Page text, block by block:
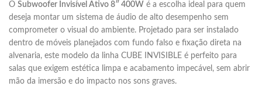
O Subwoofer Invisível Ativo 8″ 400W é a escolha ideal para quem
deseja montar um sistema de áudio de alto desempenho sem
comprometer o visual do ambiente. Projetado para ser instalado
dentro de móveis planejados com fundo falso e fixação direta na
alvenaria, este modelo da linha CUBE INVISIBLE é perfeito para
salas que exigem estética limpa e acabamento impecável, sem abrir
mão da imersão e do impacto nos sons graves.